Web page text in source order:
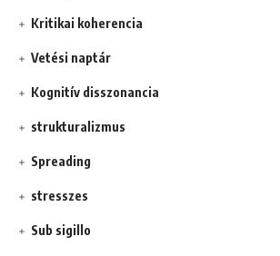
Kritikai koherencia
Vetési naptár
Kognitív disszonancia
strukturalizmus
Spreading
stresszes
Sub sigillo